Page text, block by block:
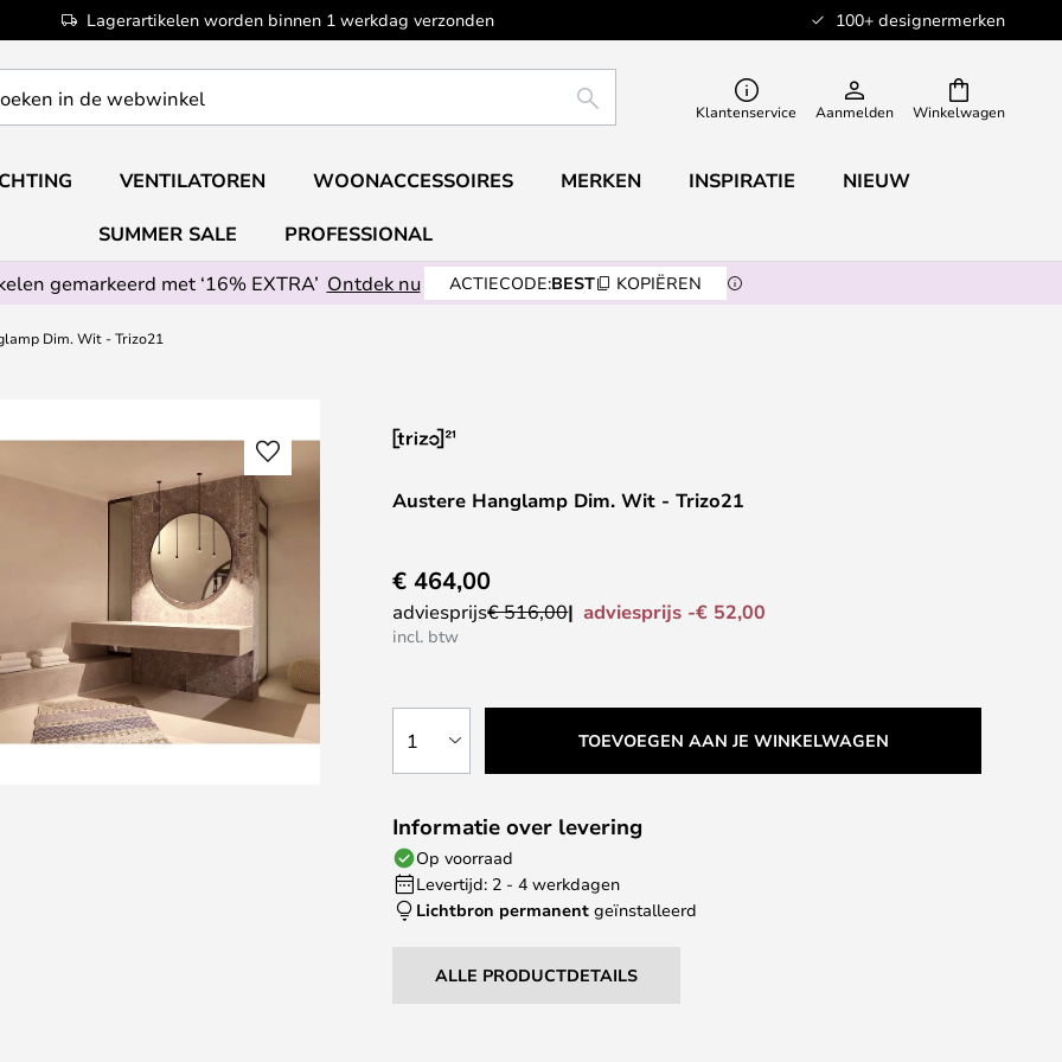
Lagerartikelen worden binnen 1 werkdag verzonden 100+ designermerken
Winkelwagen
ZOEKEN Klantenservice Aanmelden
VENTILATOREN WOONACCESSOIRES MERKEN INSPIRATIE NIEUW
SUMMER SALE
PROFESSIONAL
gemarkeerd met ‘16% EXTRA’ Ontdek nu ACTIECODE:BEST KOPIËREN
Dim. Wit - Trizo21
Austere Hanglamp Dim. Wit - Trizo21
€ 464,00
adviesprijs€ 516,00 adviesprijs -€ 52,00
incl. btw
1 TOEVOEGEN AAN JE WINKELWAGEN
Informatie over levering
Op voorraad
Levertijd: 2 - 4 werkdagen
Lichtbron permanent geïnstalleerd
ALLE PRODUCTDETAILS